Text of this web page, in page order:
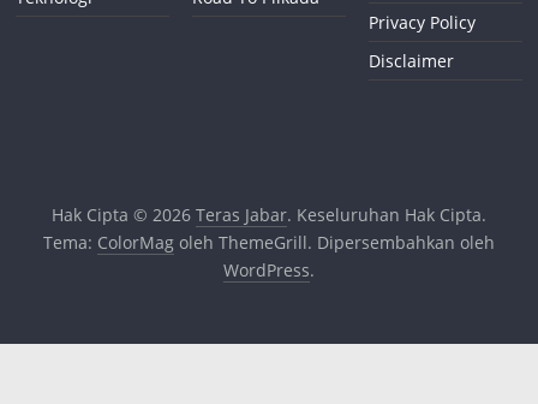
Privacy Policy
Disclaimer
Hak Cipta © 2026 Teras Jabar. Keseluruhan Hak Cipta.
Tema: ColorMagoleh ThemeGrill. Dipersembahkan oleh
WordPress.